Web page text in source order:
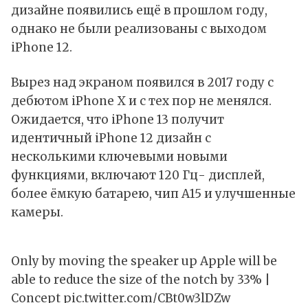
дизайне появились ещё в прошлом году,
однако не были реализованы с выходом
iPhone 12.
Вырез над экраном появился в 2017 году с
дебютом iPhone X и с тех пор не менялся.
Ожидается, что iPhone 13 получит
идентичный iPhone 12 дизайн с
несколькими ключевыми новыми
функциями, включают 120 Гц- дисплей,
более ёмкую батарею, чип A15 и улучшенные
камеры.
Only by moving the speaker up Apple will be
able to reduce the size of the notch by 33% |
Concept pic.twitter.com/CBt0w3lDZw